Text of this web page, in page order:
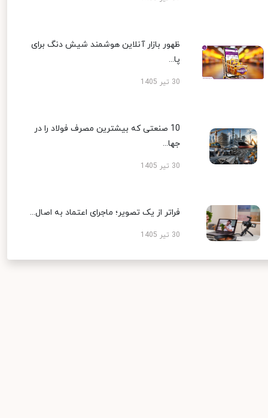
ظهور بازار آنلاین هوشمند شیش دنگ برای
پا...
30 تیر 1405
10 صنعتی که بیشترین مصرف فولاد را در
جها...
30 تیر 1405
فراتر از یک تصویر؛ ماجرای اعتماد به اصال...
30 تیر 1405